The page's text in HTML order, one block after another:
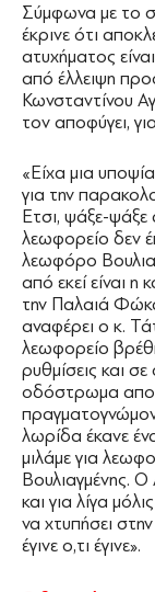
Σύμφωνα με το
έκρινε ότι
ατυχήματος
από έλλειψη
Κωνσταντίνου
τον αποφύγει,
«Είχα μια
για την
Ετσι, ψάξε-ψάξε
λεωφορείο δεν
λεωφόρο
από εκεί είναι η
την Παλαιά
αναφέρει ο κ.
λεωφορείο
ρυθμίσεις και
οδόστρωμα
λωρίδα έκανε
μιλάμε για
Βουλιαγμένης.
και για λίγα
να χτυπήσει
έγινε ο,τι έγινε».